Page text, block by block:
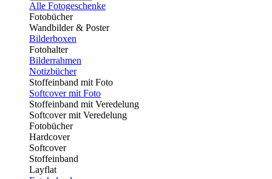
Alle Fotogeschenke
Fotobücher
Wandbilder & Poster
Bilderboxen
Fotohalter
Bilderrahmen
Notizbücher
Stoffeinband mit Foto
Softcover mit Foto
Stoffeinband mit Veredelung
Softcover mit Veredelung
Fotobücher
Hardcover
Softcover
Stoffeinband
Layflat